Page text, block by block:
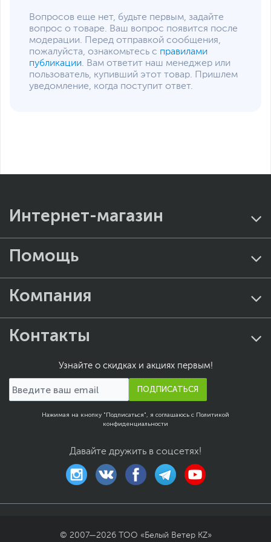
Вопросов еще нет, будьте первым, задайте
вопрос о товаре. Ваш вопрос появится после
модерации. Перед отправкой сообщения,
пожалуйста, ознакомьтесь с правилами
публикации. Вам ответит наш менеджер или
пользователь, купивший этот товар. Пришлем
уведомление, когда поступит ответ.
Интернет-магазин
Помощь
Компания
Контакты
Узнайте о скидках и акциях первым!
ПОДПИСАТЬСЯ
Нажимая на кнопку "Подписаться", я соглашаюсь с Политикой
конфиденциальности
Давайте дружить в соцсетях!
© 2007—2026 ТОО «Белый Ветер KZ»